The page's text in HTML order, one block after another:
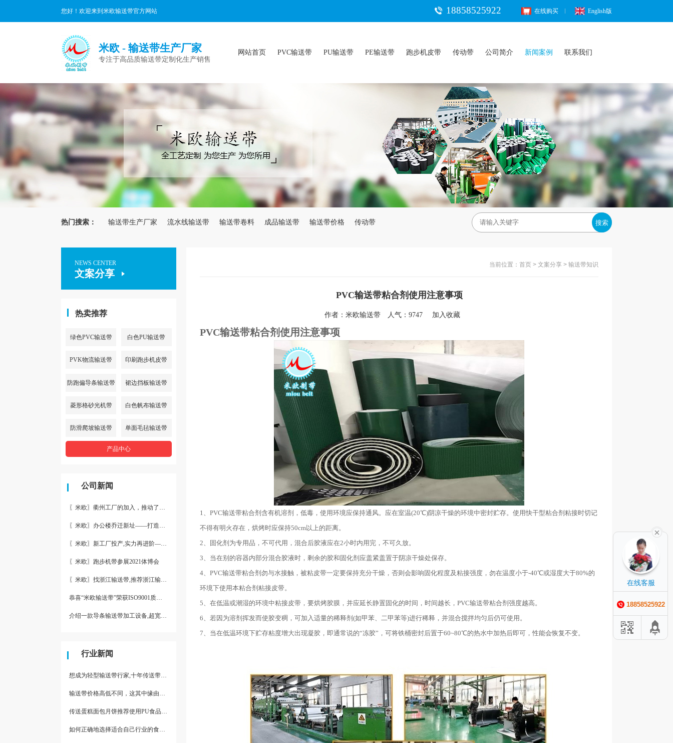
您好！欢迎来到米欧输送带官方网站 18858525922 在线购买 English版
米欧 - 输送带生产厂家
专注于高品质输送带定制化生产销售
网站首页 PVC输送带 PU输送带 PE输送带 跑步机皮带 传动带 公司简介 新闻案例 联系我们
热门搜索： 输送带生产厂家 流水线输送带 输送带卷料 成品输送带 输送带价格 传动带 搜索
NEWS CENTER
文案分享
热卖推荐
绿色PVC输送带 白色PU输送带
PVK物流输送带 印刷跑步机皮带
防跑偏导条输送带 裙边挡板输送带
菱形格砂光机带 白色帆布输送带
防滑爬坡输送带 单面毛毡输送带
产品中心
公司新闻
〖米欧〗衢州工厂的加入，推动了产能更节约了成本。
〖米欧〗办公楼乔迁新址——打造新起点 再著新篇章
〖米欧〗新工厂投产,实力再进阶—米欧带业衢州工厂投产并平稳运
〖米欧〗跑步机带参展2021体博会
〖米欧〗找浙江输送带,推荐浙江输送带生产厂家“米欧”
恭喜“米欧输送带”荣获ISO9001质量体系认证
介绍一款导条输送带加工设备,超宽输送带利器
行业新闻
想成为轻型输送带行家,十年传送带师傅教你三招
输送带价格高低不同，这其中缘由你清楚了吗
传送蛋糕面包月饼推荐使用PU食品级输送带
如何正确地选择适合自己行业的食品输送带
当前位置： 首页 > 文案分享 > 输送带知识
PVC输送带粘合剂使用注意事项
作者： 米欧输送带人气：9747 加入收藏
PVC输送带粘合剂使用注意事项
1、PVC输送带粘合剂含有机溶剂，低毒，使用环境应保持通风。应在室温(20℃)阴凉干燥的环境中密封贮存。使用快干型粘合剂粘接时切记
不得有明火存在，烘烤时应保持50cm以上的距离。
2、固化剂为专用品，不可代用，混合后胶液应在2小时内用完，不可久放。
3、当在别的容器内部分混合胶液时，剩余的胶和固化剂应盖紧盖置于阴凉干燥处保存。
4、PVC输送带粘合剂勿与水接触，被粘皮带一定要保持充分干燥，否则会影响固化程度及粘接强度，勿在温度小于-40℃或湿度大于80%的
环境下使用本粘合剂粘接皮带。
5、在低温或潮湿的环境中粘接皮带，要烘烤胶膜，并应延长静置固化的时间，时间越长，PVC输送带粘合剂强度越高。
6、若因为溶剂挥发而使胶变稠，可加入适量的稀释剂(如甲苯、二甲苯等)进行稀释，并混合搅拌均匀后仍可使用。
7、当在低温环境下贮存粘度增大出现凝胶，即通常说的“冻胶”，可将铁桶密封后置于60~80℃的热水中加热后即可，性能会恢复不变。
在线客服
18858525922